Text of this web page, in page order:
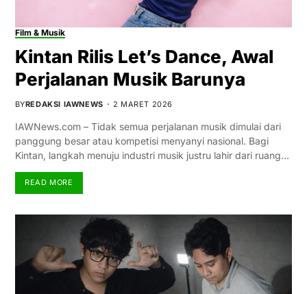
Film & Musik
Kintan Rilis Let’s Dance, Awal
Perjalanan Musik Barunya
BYREDAKSI IAWNEWS 2 MARET 2026
IAWNews.com – Tidak semua perjalanan musik dimulai dari
panggung besar atau kompetisi menyanyi nasional. Bagi
Kintan, langkah menuju industri musik justru lahir dari ruang…
READ MORE